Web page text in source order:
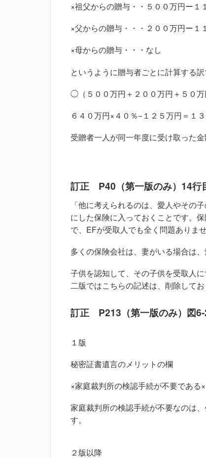
×祖父からの贈与・・５００万円ー１
×父からの贈与・・・２００万円ー１
×母からの贈与・・・なし
というように贈与者ごとに計算する訳
◯（５００万円＋２００万円＋５０
６４０万円×４０％−１２５万円＝１
受贈者一人が同一年度に受け取った
訂正 P40（第一版のみ）14行
「他に考えられるのは、愛人やその
にした保険に入っておくことです。
で、EFが受取人でも全く問題ありま
多くの保険会社は、妻がいる場合は
子供を認知して、その子供を受取人
二版ではこちらの記述は、削除してお
訂正 P213（第一版のみ）図
１版
秘密証書遺言のメリットの欄
×家庭裁判所の検認手続が不要である×
家庭裁判所の検認手続が不要なのは
す。
２版以降